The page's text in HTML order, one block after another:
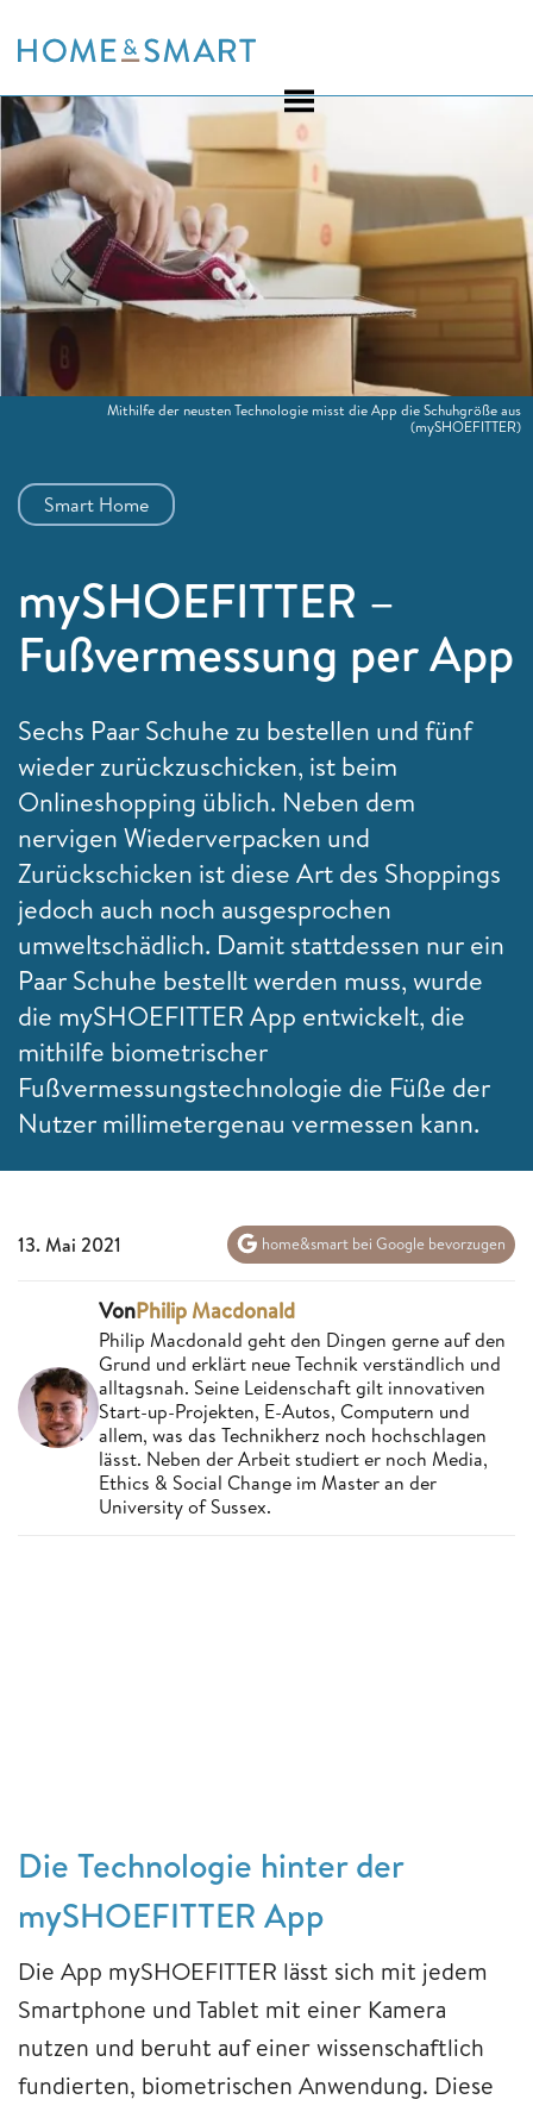
to
Smart Home
mySHOEFITTER –
Fußvermessung per App
Sechs Paar Schuhe zu bestellen und fünf
wieder zurückzuschicken, ist beim
Onlineshopping üblich. Neben dem
nervigen Wiederverpacken und
Zurückschicken ist diese Art des Shoppings
jedoch auch noch ausgesprochen
umweltschädlich. Damit stattdessen nur ein
Paar Schuhe bestellt werden muss, wurde
die mySHOEFITTER App entwickelt, die
mithilfe biometrischer
Fußvermessungstechnologie die Füße der
Nutzer millimetergenau vermessen kann.
Mithilfe der neusten Technologie misst die App die Schuhgröße aus
(mySHOEFITTER)
13. Mai 2021 home&smart bei Google bevorzugen
VonPhilip Macdonald
Philip Macdonald geht den Dingen gerne auf den
Grund und erklärt neue Technik verständlich und
alltagsnah. Seine Leidenschaft gilt innovativen
Start-up-Projekten, E-Autos, Computern und
allem, was das Technikherz noch hochschlagen
lässt. Neben der Arbeit studiert er noch Media,
Ethics & Social Change im Master an der
University of Sussex.
Die Technologie hinter der
mySHOEFITTER App
Die App mySHOEFITTER lässt sich mit jedem
Smartphone und Tablet mit einer Kamera
nutzen und beruht auf einer wissenschaftlich
fundierten, biometrischen Anwendung. Diese